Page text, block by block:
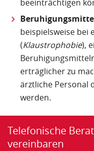
beeinträchtigen
beispielsweise bei
(Klaustrophobie),
erträglicher zu
ärztliche Personal
werden.
Telefonische
vereinbaren